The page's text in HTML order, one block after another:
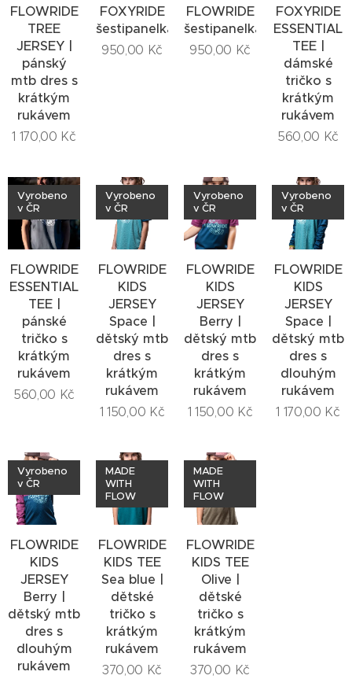
FLOWRIDE
TREE
JERSEY |
pánský
mtb dres s
krátkým
rukávem
1 170,00 Kč
FOXYRIDE
šestipanelka
950,00 Kč
FLOWRIDE
šestipanelka
950,00 Kč
FOXYRIDE
ESSENTIAL
TEE |
dámské
tričko s
krátkým
rukávem
560,00 Kč
FLOWRIDE
ESSENTIAL
TEE |
pánské
tričko s
krátkým
rukávem
Vyrobeno
v ČR
560,00 Kč
FLOWRIDE
KIDS
JERSEY
Space |
dětský mtb
dres s
krátkým
rukávem
Vyrobeno
v ČR
1 150,00 Kč
FLOWRIDE
KIDS
JERSEY
Berry |
dětský mtb
dres s
krátkým
rukávem
Vyrobeno
v ČR
1 150,00 Kč
FLOWRIDE
KIDS
JERSEY
Space |
dětský mtb
dres s
dlouhým
rukávem
Vyrobeno
v ČR
1 170,00 Kč
FLOWRIDE
KIDS
JERSEY
Berry |
dětský mtb
dres s
dlouhým
rukávem
Vyrobeno
v ČR
FLOWRIDE
KIDS TEE
Sea blue |
dětské
tričko s
krátkým
rukávem
MADE
WITH
FLOW
370,00 Kč
FLOWRIDE
KIDS TEE
Olive |
dětské
tričko s
krátkým
rukávem
MADE
WITH
FLOW
370,00 Kč